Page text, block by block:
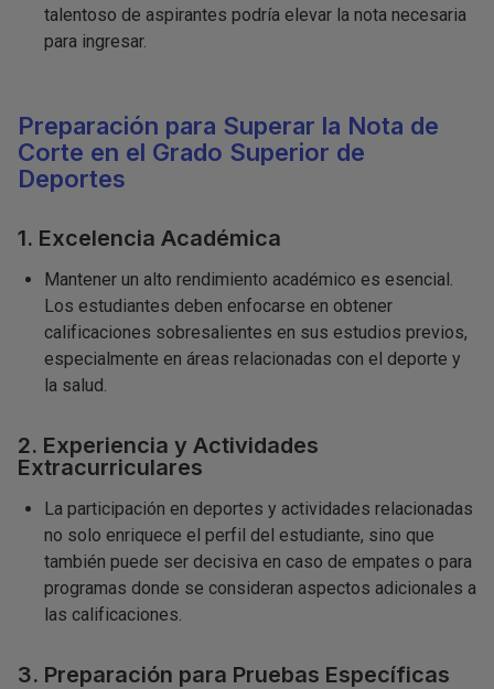
talentoso de aspirantes podría elevar la nota necesaria
para ingresar.
Preparación para Superar la Nota de
Corte en el Grado Superior de
Deportes
1. Excelencia Académica
Mantener un alto rendimiento académico es esencial.
Los estudiantes deben enfocarse en obtener
calificaciones sobresalientes en sus estudios previos,
especialmente en áreas relacionadas con el deporte y
la salud.
2. Experiencia y Actividades
Extracurriculares
La participación en deportes y actividades relacionadas
no solo enriquece el perfil del estudiante, sino que
también puede ser decisiva en caso de empates o para
programas donde se consideran aspectos adicionales a
las calificaciones.
3. Preparación para Pruebas Específicas